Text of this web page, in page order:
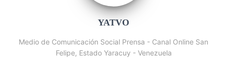
YATVO
Medio de Comunicación Social Prensa - Canal Online San
Felipe, Estado Yaracuy - Venezuela